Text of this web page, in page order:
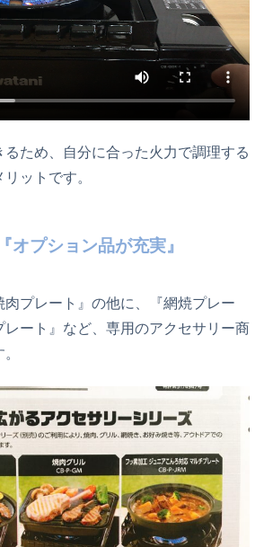
ため、自分に合った火力で調理する
ットです。
オプション品が充実』
肉プレート』の他に、『網焼プレー
レート』など、専用のアクセサリー商